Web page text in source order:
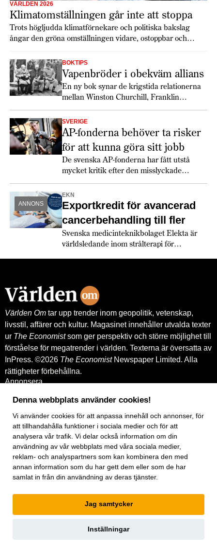
VÄRLDEN 2026
Klimatomställningen går inte att stoppa
Trots högljudda klimatförnekare och politiska bakslag
ångar den gröna omställningen vidare, ostoppbar och
Trump eller geopolitisk oro kan bromsa den
samhällstransformation som nu rullar över världen.
BOKTIPS
Vapenbröder i obekväm allians
En ny bok synar de krigstida relationerna
mellan Winston Churchill, Franklin
Roosevelt och Josef Stalin.
SVERIGE
AP-fonderna behöver ta risker
för att kunna göra sitt jobb
De svenska AP-fonderna har fått utstå
mycket kritik efter den misslyckade
investeringen i batteriföretaget Northvolt.
Men Niklas Ekvall på Fjärde AP-fonden
och Mats Langensjö på konsultfirman
Arkwright menar att sådana risker måste
tas.
ANNONS
EKN
Exportkredit för avancerad
cancerbehandling till fler
Svenska medicinteknikbolaget Elekta är
världsledande inom strålterapi för
Exportkreditnämnden, EKN.
Världen Om tar upp trender inom geopolitik, vetenskap,
livsstil, affärer och kultur. Magasinet innehåller utvalda texter
ur The Economistsom ger perspektiv och större möjlighet till
förståelse för megatrender i världen. Texterna är översatta av
InPress. ©2026 The EconomistNewspaper Limited. Alla
rättigheter förbehållna.
Annonsera
Kontakt
Köp tidigare nummer
www.inpress.com
E-tidningen
Om cookies
Vår integritetspolicy
Prenumerationsvillkor
E-tidningen
Facebook
Linkedin
Denna webbplats använder cookies!
Vi använder cookiesför att anpassa innehåll och annonser, för
att tillhandahålla funktioner i sociala medier och för att
analysera vår trafik. Vi delar också information om din
användning av vår webbplats med våra sociala medier,
reklam- och analyspartners som kan kombinera den med
annan information som du har gett dem eller som de har
samlat in från din användning av deras tjänster.
Jag samtycker
Inställningar